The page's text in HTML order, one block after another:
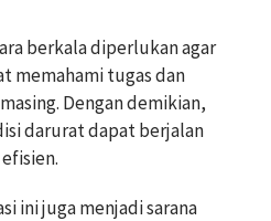
berkala diperlukan agar
memahami tugas dan
Dengan demikian,
darurat dapat berjalan
ini juga menjadi sarana